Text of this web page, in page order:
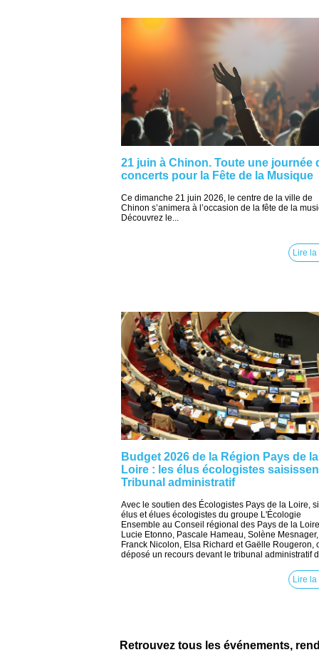
21 juin à Chinon. Toute une journée
concerts pour la Fête de la Musique
Ce dimanche 21 juin 2026, le centre de la ville de
Chinon s’animera à l’occasion de la fête de la
Découvrez le...
Lire la
Budget 2026 de la Région Pays de la
Loire : les élus écologistes
Tribunal administratif
Avec le soutien des Écologistes Pays de la Loire,
élus et élues écologistes du groupe L'Écologie
Ensemble au Conseil régional des Pays de la
Lucie Etonno, Pascale Hameau, Solène Mesnager,
Franck Nicolon, Elsa Richard et Gaëlle Rougeron,
déposé un recours devant le tribunal administratif
Lire la
Retrouvez tous les événements,